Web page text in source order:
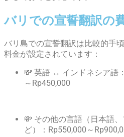
バリでの宣誓翻訳の
バリ島での宣誓翻訳は比較的手頃
料金が設定されています：
💸 英語 ↔ インドネシア語
～Rp450,000
💸 その他の言語（日本語
ど）：Rp550,000～